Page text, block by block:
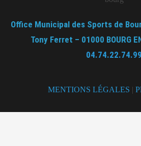
Office Municipal des Sports de
Tony Ferret – 01000 BOURG
04.74.22.74.99
MENTIONS LÉGALES |